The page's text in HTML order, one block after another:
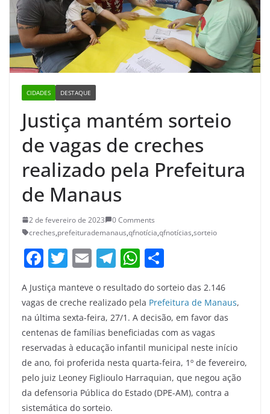
CIDADES DESTAQUE
Justiça mantém sorteio
de vagas de creches
realizado pela Prefeitura
de Manaus
2 de fevereiro de 2023
0 Comments
creches,prefeiturademanaus,qfnotícia,qfnotícias,sorteio
F
a
c
e
b
o
o
k
T
itt
er
E
ai
l
T
el
e
gr
a
m
W
h
at
s
A
p
p
ar
e
A Justiça manteve o resultado do sorteio das 2.146
vagas de creche realizado pela Prefeitura de Manaus,
na última sexta-feira, 27/1. A decisão, em favor das
centenas de famílias beneficiadas com as vagas
reservadas à educação infantil municipal neste início
de ano, foi proferida nesta quarta-feira, 1º de fevereiro,
pelo juiz Leoney Figlioulo Harraquian, que negou ação
da defensoria Pública do Estado (DPE-AM), contra a
sistemática do sorteio.